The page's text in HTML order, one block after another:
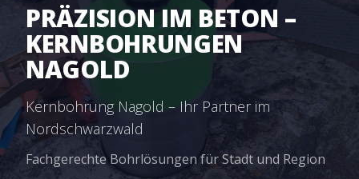
PRÄZISION IM BETON –
KERNBOHRUNGEN
NAGOLD
Kernbohrung Nagold – Ihr Partner im
Nordschwarzwald
Fachgerechte Bohrlösungen für Stadt und Region